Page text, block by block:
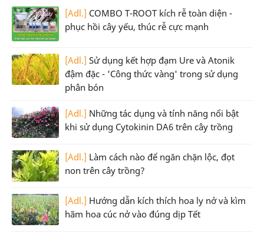
[Adl.] COMBO T-ROOT kích rễ toàn diện -
phục hồi cây yếu, thúc rễ cực mạnh
[Adl.] Sử dụng kết hợp đạm Ure và Atonik
đậm đặc - 'Công thức vàng' trong sử dụng
phân bón
[Adl.] Những tác dụng và tính năng nổi bật
khi sử dụng Cytokinin DA6 trên cây trồng
[Adl.] Làm cách nào để ngăn chặn lộc, đọt
non trên cây trồng?
[Adl.] Hướng dẫn kích thích hoa ly nở và kìm
hãm hoa cúc nở vào đúng dịp Tết